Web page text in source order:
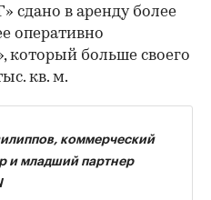
сдано в аренду более
оперативно
который больше своего
кв. м.
коммерческий
и младший партнер